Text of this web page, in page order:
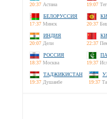
20:37 Астана
19:07
БЕЛОРУССИЯ
17:37 Минск
20:37
ИНДИЯ
20:07 Дели
22:37
РОССИЯ
18:37 Москва
19:37
ТАДЖИКИСТАН
19:37 Душанбе
19:37